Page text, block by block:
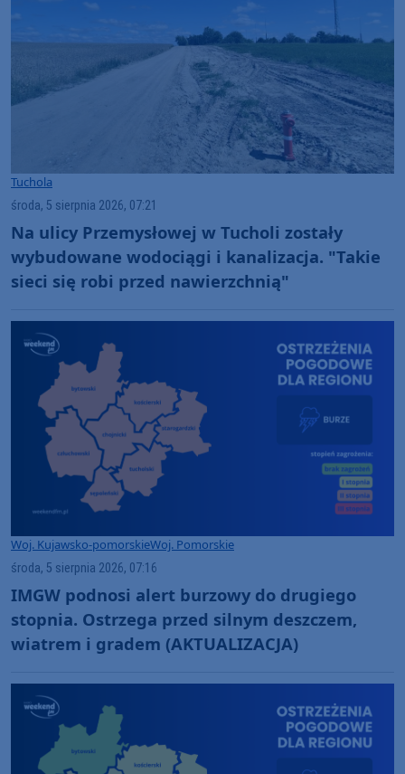
Tuchola
środa, 5 sierpnia 2026, 07:21
Na ulicy Przemysłowej w Tucholi zostały
wybudowane wodociągi i kanalizacja. "Takie
sieci się robi przed nawierzchnią"
Woj. Kujawsko-pomorskieWoj. Pomorskie
środa, 5 sierpnia 2026, 07:16
IMGW podnosi alert burzowy do drugiego
stopnia. Ostrzega przed silnym deszczem,
wiatrem i gradem (AKTUALIZACJA)